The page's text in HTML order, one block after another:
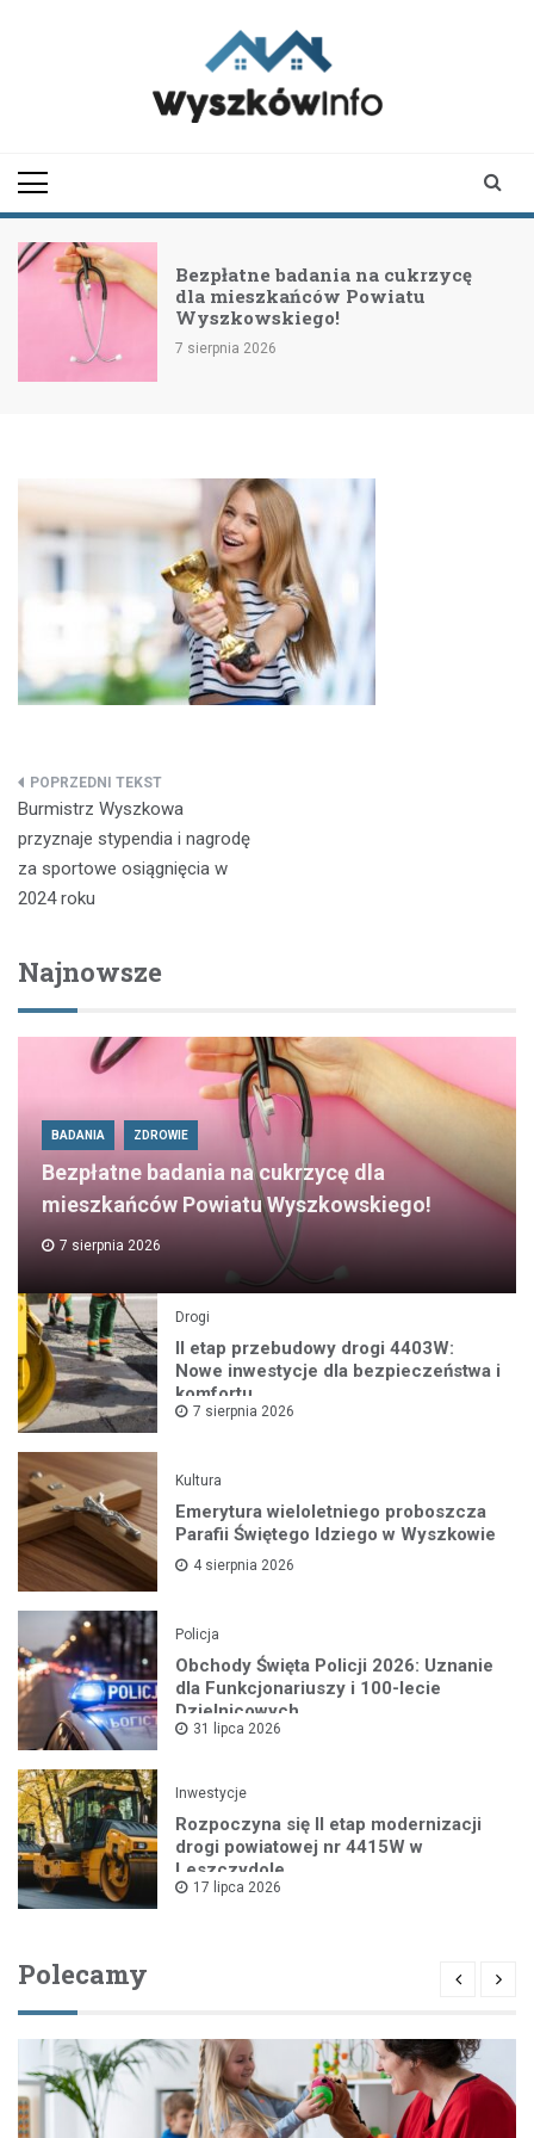
Bezpłatne badania na cukrzycę
dla mieszkańców Powiatu
Wyszkowskiego!
7 sierpnia 2026
Nawigacja
wpisu
Burmistrz Wyszkowa
przyznaje stypendia i nagrodę
za sportowe osiągnięcia w
2024 roku
Najnowsze
BADANIA ZDROWIE
Bezpłatne badania na cukrzycę dla
mieszkańców Powiatu Wyszkowskiego!
7 sierpnia 2026
Drogi
II etap przebudowy drogi 4403W:
Nowe inwestycje dla bezpieczeństwa i
komfortu
7 sierpnia 2026
Kultura
Emerytura wieloletniego proboszcza
Parafii Świętego Idziego w Wyszkowie
4 sierpnia 2026
Policja
Obchody Święta Policji 2026: Uznanie
dla Funkcjonariuszy i 100-lecie
Dzielnicowych
31 lipca 2026
Inwestycje
Rozpoczyna się II etap modernizacji
drogi powiatowej nr 4415W w
Leszczydole
17 lipca 2026
Polecamy